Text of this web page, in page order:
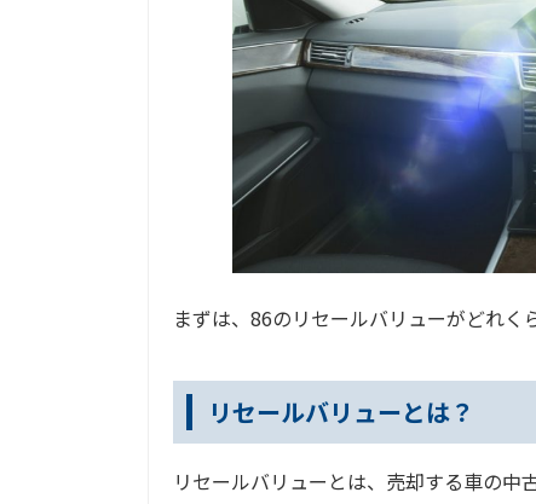
まずは、86のリセールバリューがどれく
リセールバリューとは？
リセールバリューとは、売却する車の中